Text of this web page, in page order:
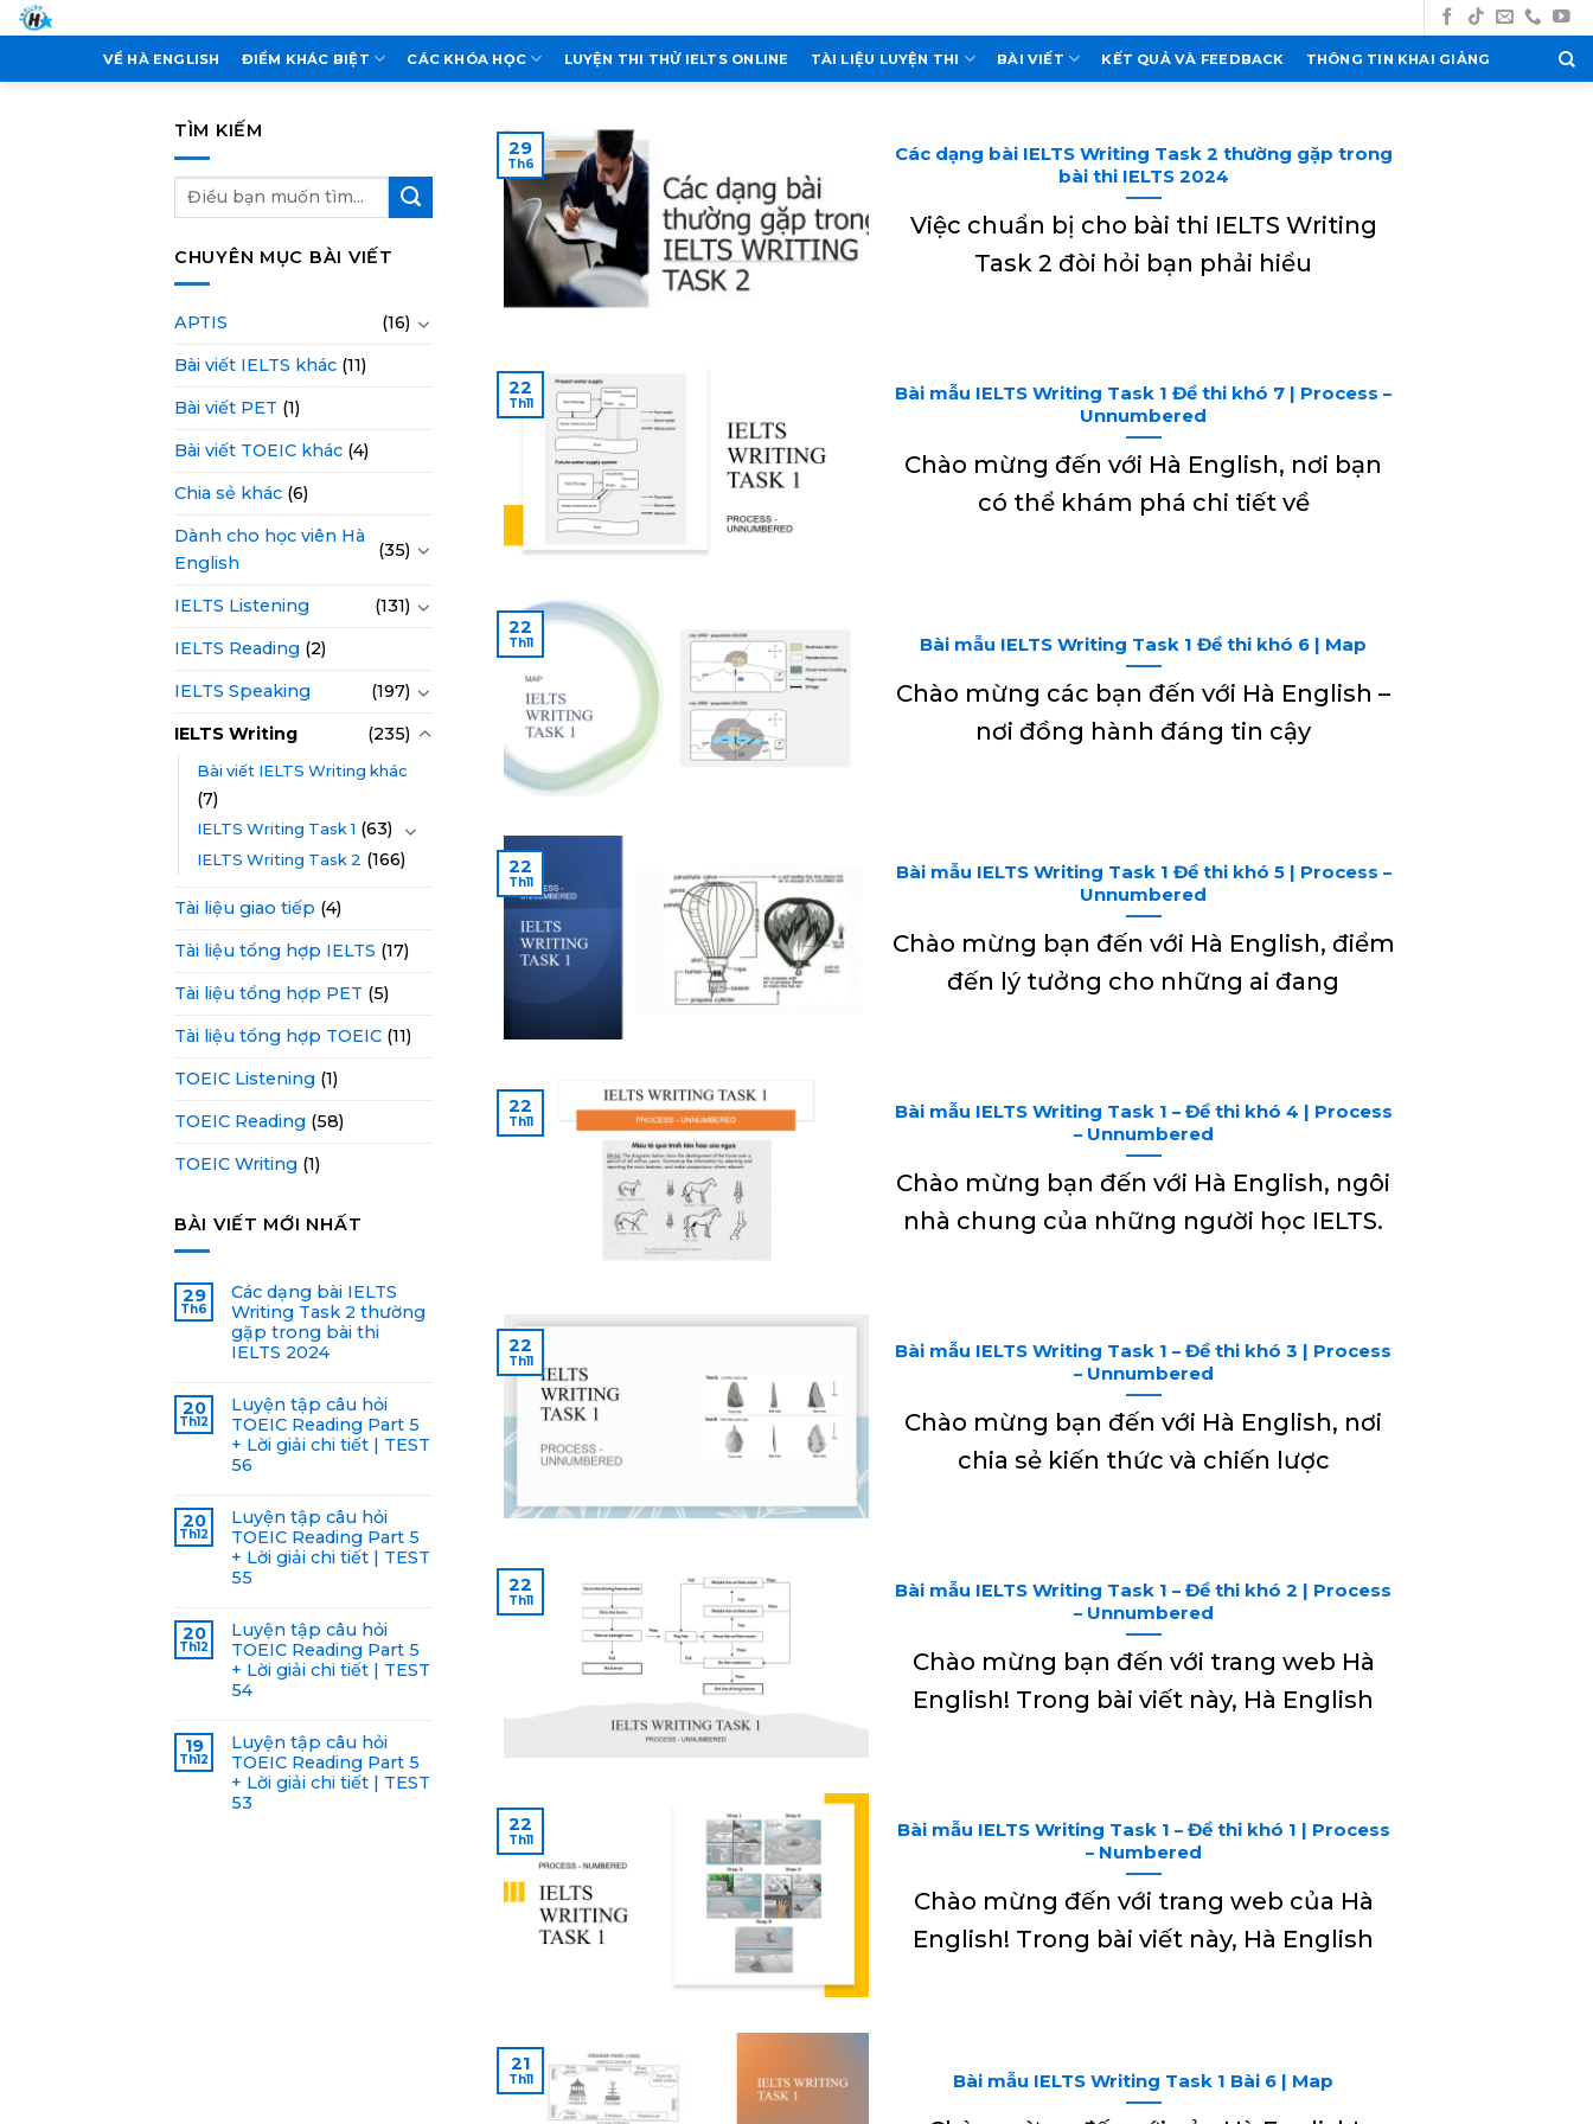
Skip
to
VỀ HÀ ENGLISH ĐIỂM KHÁC BIỆT CÁC KHÓA HỌC LUYỆN THI THỬ IELTS ONLINE TÀI LIỆU LUYỆN THI BÀI VIẾT KẾT QUẢ VÀ FEEDBACK THÔNG TIN KHAI GIẢNG
TÌM KIẾM
CHUYÊN MỤC BÀI VIẾT
APTIS
(16)
Bài viết IELTS khác (11)
Bài viết PET (1)
Bài viết TOEIC khác (4)
Chia sẻ khác (6)
Dành cho học viên Hà
English
(35)
IELTS Listening
(131)
IELTS Reading (2)
IELTS Speaking
(197)
IELTS Writing
(235)
Bài viết IELTS Writing khác
(7)
IELTS Writing Task 1 (63)
IELTS Writing Task 2 (166)
Tài liệu giao tiếp (4)
Tài liệu tổng hợp IELTS (17)
Tài liệu tổng hợp PET (5)
Tài liệu tổng hợp TOEIC (11)
TOEIC Listening (1)
TOEIC Reading (58)
TOEIC Writing (1)
BÀI VIẾT MỚI NHẤT
29
Th6
Các dạng bài IELTS
Writing Task 2 thường
gặp trong bài thi
IELTS 2024
20
Th12
Luyện tập câu hỏi
TOEIC Reading Part 5
+ Lời giải chi tiết | TEST
56
20
Th12
Luyện tập câu hỏi
TOEIC Reading Part 5
+ Lời giải chi tiết | TEST
55
20
Th12
Luyện tập câu hỏi
TOEIC Reading Part 5
+ Lời giải chi tiết | TEST
54
19
Th12
Luyện tập câu hỏi
TOEIC Reading Part 5
+ Lời giải chi tiết | TEST
53
Các dạng bài IELTS Writing Task 2 thường gặp trong
bài thi IELTS 2024
Việc chuẩn bị cho bài thi IELTS Writing
Task 2 đòi hỏi bạn phải hiểu
29
Th6
Bài mẫu IELTS Writing Task 1 Đề thi khó 7 | Process –
Unnumbered
Chào mừng đến với Hà English, nơi bạn
có thể khám phá chi tiết về
22
Th11
Bài mẫu IELTS Writing Task 1 Đề thi khó 6 | Map
Chào mừng các bạn đến với Hà English –
nơi đồng hành đáng tin cậy
22
Th11
Bài mẫu IELTS Writing Task 1 Đề thi khó 5 | Process –
Unnumbered
Chào mừng bạn đến với Hà English, điểm
đến lý tưởng cho những ai đang
22
Th11
Bài mẫu IELTS Writing Task 1 – Đề thi khó 4 | Process
– Unnumbered
Chào mừng bạn đến với Hà English, ngôi
nhà chung của những người học IELTS.
22
Th11
Bài mẫu IELTS Writing Task 1 – Đề thi khó 3 | Process
– Unnumbered
Chào mừng bạn đến với Hà English, nơi
chia sẻ kiến thức và chiến lược
22
Th11
Bài mẫu IELTS Writing Task 1 – Đề thi khó 2 | Process
– Unnumbered
Chào mừng bạn đến với trang web Hà
English! Trong bài viết này, Hà English
22
Th11
Bài mẫu IELTS Writing Task 1 – Đề thi khó 1 | Process
– Numbered
Chào mừng đến với trang web của Hà
English! Trong bài viết này, Hà English
22
Th11
Bài mẫu IELTS Writing Task 1 Bài 6 | Map
21
Th11